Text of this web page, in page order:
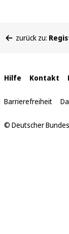
befinden
zurück zu:
Interne
Links
Hilfe Kontakt
Barrierefreiheit
© Deutscher